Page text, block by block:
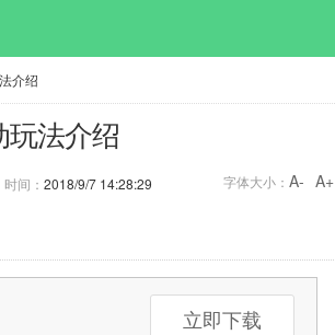
介绍
玩法介绍
时间： 2018/9/7 14:28:29 字体大小： A- A+
安京
立即下载